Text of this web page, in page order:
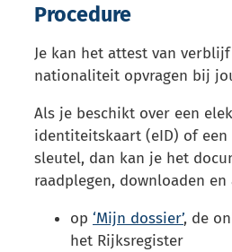
Procedure
Je kan het attest van
nationaliteit opvragen bij
Als je beschikt over een
identiteitskaart (eID) of
sleutel, dan kan je het
raadplegen, downloaden
op ‘Mijn dossier’, de
het Rijksregister